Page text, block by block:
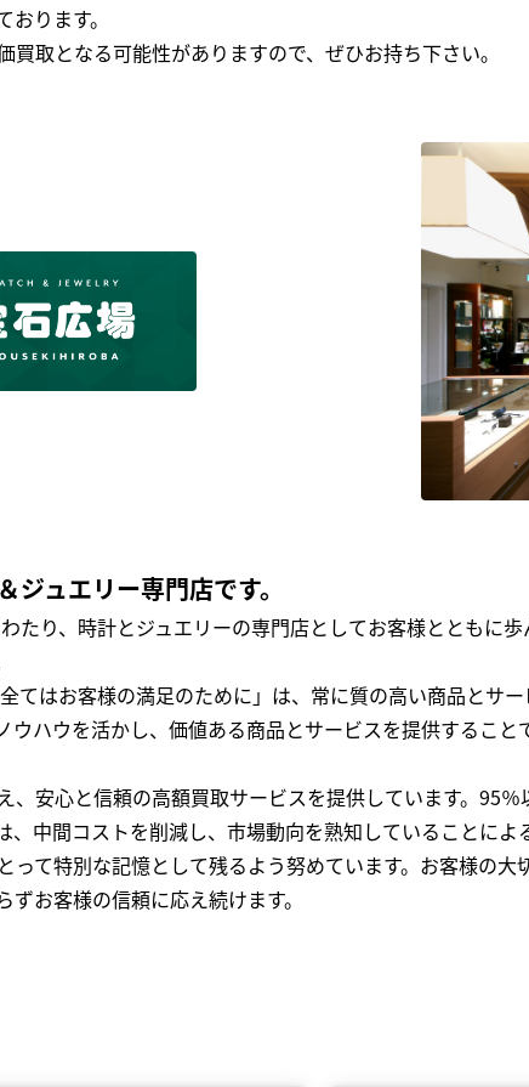
ります。
取となる可能性がありますので、ぜひお持ち下さい｡
ュエリー専門店です。
たり、時計とジュエリーの専門店としてお客様とともに
てはお客様の満足のために」は、常に質の高い商品とサ
ウハウを活かし、価値ある商品とサービスを提供するこ
、安心と信頼の高額買取サービスを提供しています。95
中間コストを削減し、市場動向を熟知していることによ
て特別な記憶として残るよう努めています。お客様の
お客様の信頼に応え続けます。